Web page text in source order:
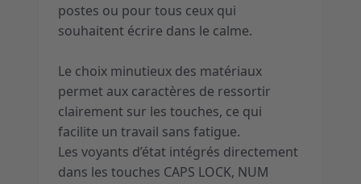
postes ou pour tous ceux qui
souhaitent écrire dans le calme.
Le choix minutieux des matériaux
permet aux caractères de ressortir
clairement sur les touches, ce qui
facilite un travail sans fatigue.
Les voyants d’état intégrés directement
dans les touches CAPS LOCK, NUM